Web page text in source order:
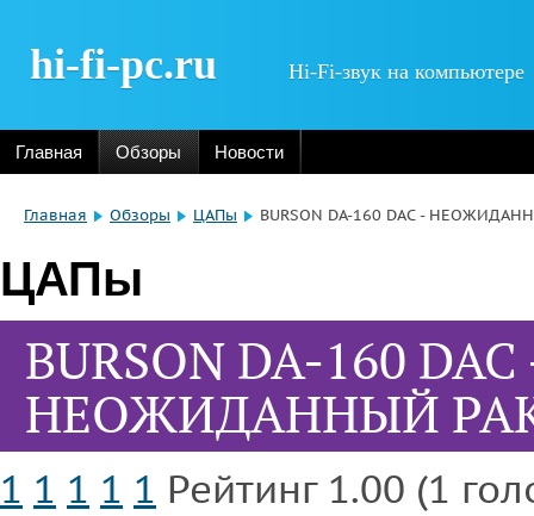
hi-fi-pc.ru Hi-Fi-звук на компьютере
Главная Обзоры Новости
Главная Обзоры ЦАПы BURSON DA-160 DAC -
ЦАПы
BURSON DA-160 DAC
НЕОЖИДАННЫЙ
1 1 1 1 1 Рейтинг 1.00 (1